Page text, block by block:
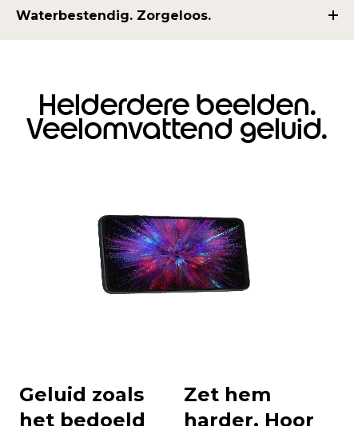
Waterbestendig. Zorgeloos.
Helderdere beelden.
Veelomvattend geluid.
Geluid zoals
het bedoeld
Zet hem
harder. Hoor